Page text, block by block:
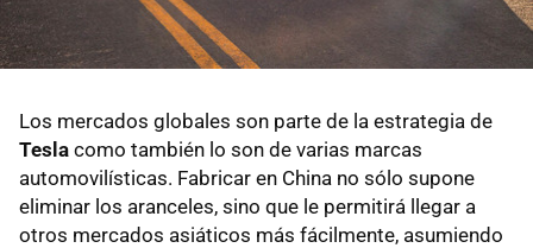
Los mercados globales son parte de la estrategia de
Tesla como también lo son de varias marcas
automovilísticas. Fabricar en China no sólo supone
eliminar los aranceles, sino que le permitirá llegar a
otros mercados asiáticos más fácilmente, asumiendo